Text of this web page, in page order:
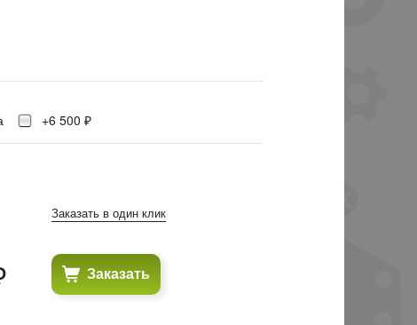
+6 500 ₽
Заказать в один клик
Заказать